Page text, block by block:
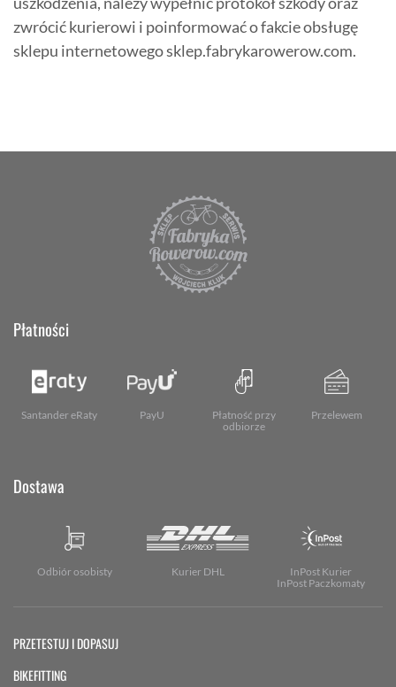
zwrócić kurierowi i poinformować o fakcie obsługę
sklepu internetowego sklep.fabrykarowerow.com.
Płatności
Santander eRaty PayU
Płatność przy
odbiorze
Przelewem
Dostawa
Odbiór osobisty Kurier DHL
InPost Kurier
InPost Paczkomaty
PRZETESTUJ I DOPASUJ
BIKEFITTING